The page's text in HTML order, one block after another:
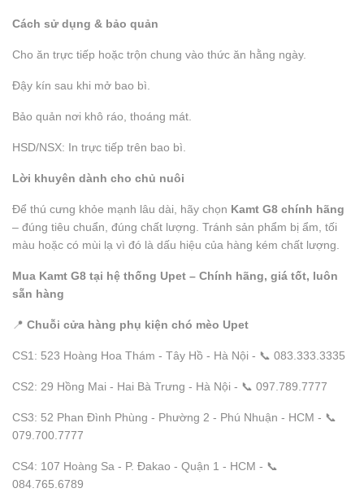
Cách sử dụng & bảo quản
Cho ăn trực tiếp hoặc trộn chung vào thức ăn hằng ngày.
Đậy kín sau khi mở bao bì.
Bảo quản nơi khô ráo, thoáng mát.
HSD/NSX: In trực tiếp trên bao bì.
Lời khuyên dành cho chủ nuôi
Để thú cưng khỏe mạnh lâu dài, hãy chọn Kamt G8 chính hãng
– đúng tiêu chuẩn, đúng chất lượng. Tránh sản phẩm bị ẩm, tối
màu hoặc có mùi lạ vì đó là dấu hiệu của hàng kém chất lượng.
Mua Kamt G8 tại hệ thống Upet – Chính hãng, giá tốt, luôn
sẵn hàng
📍 Chuỗi cửa hàng phụ kiện chó mèo Upet
CS1: 523 Hoàng Hoa Thám - Tây Hồ - Hà Nội - 📞 083.333.3335
CS2: 29 Hồng Mai - Hai Bà Trưng - Hà Nội - 📞 097.789.7777
CS3: 52 Phan Đình Phùng - Phường 2 - Phú Nhuận - HCM - 📞
079.700.7777
CS4: 107 Hoàng Sa - P. Đakao - Quận 1 - HCM - 📞
084.765.6789